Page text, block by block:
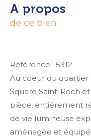
A propos
de ce bien
Référence : 5312
Au coeur du quartier
Square Saint-Roch
pièce, entiérement
de vie lumineuse
aménagée et